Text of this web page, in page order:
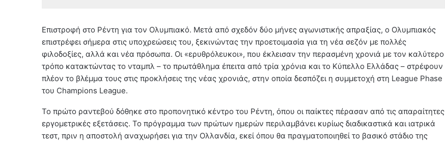
Επιστροφή στο Ρέντη για τον Ολυμπιακό. Μετά από σχεδόν δύο μήνες αγωνιστικής απραξίας, ο Ολυμπιακός
επιστρέφει σήμερα στις υποχρεώσεις του, ξεκινώντας την προετοιμασία για τη νέα σεζόν με πολλές
φιλοδοξίες, αλλά και νέα πρόσωπα. Οι «ερυθρόλευκοι», που έκλεισαν την περασμένη χρονιά με τον καλύτερο
τρόπο κατακτώντας το νταμπλ – το πρωτάθλημα έπειτα από τρία χρόνια και το Κύπελλο Ελλάδας – στρέφουν
πλέον το βλέμμα τους στις προκλήσεις της νέας χρονιάς, στην οποία δεσπόζει η συμμετοχή στη League Phase
του Champions League.
Το πρώτο ραντεβού δόθηκε στο προπονητικό κέντρο του Ρέντη, όπου οι παίκτες πέρασαν από τις απαραίτητες
εργομετρικές εξετάσεις. Το πρόγραμμα των πρώτων ημερών περιλαμβάνει κυρίως διαδικαστικά και ιατρικά
τεστ, πριν η αποστολή αναχωρήσει για την Ολλανδία, εκεί όπου θα πραγματοποιηθεί το βασικό στάδιο της